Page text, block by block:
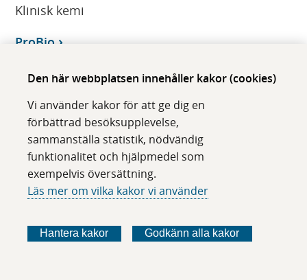
Den här webbplatsen innehåller kakor (cookies)
Vi använder kakor för att ge dig en
förbättrad besöksupplevelse,
sammanställa statistik, nödvändig
funktionalitet och hjälpmedel som
exempelvis översättning.
Läs mer om vilka kakor vi använder
Hantera kakor Godkänn alla kakor
Klinisk kemi
ProBio
Klinisk patologi/cytologi
pro-BNP
Klinisk kemi
ProBrain natriuretisk peptid, NT-, P-
PROG